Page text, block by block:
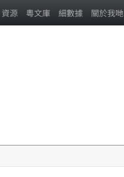
資源 粵文庫 細數據 關於我哋